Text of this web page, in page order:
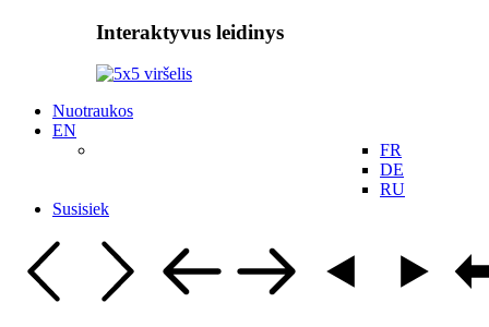
Interaktyvus leidinys
Nuotraukos
EN
FR
DE
RU
Susisiek